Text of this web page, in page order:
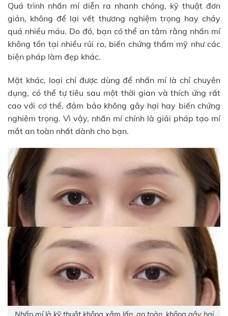
Quá trình nhấn mí diễn ra nhanh chóng, kỹ thuật đơn
giản, không để lại vết thương nghiệm trọng hay chảy
quá nhiều máu. Do đó, bạn có thể an tâm rằng nhấn mí
không tồn tại nhiều rủi ro, biến chứng thẩm mỹ như các
biện pháp làm đẹp khác.
Mặt khác, loại chỉ được dùng để nhấn mí là chỉ chuyên
dụng, có thể tự tiêu sau một thời gian và thích ứng rất
cao với cơ thể, đảm bảo không gây hại hay biến chứng
nghiêm trọng. Vì vậy, nhấn mí chính là giải pháp tạo mí
mắt an toàn nhất dành cho bạn.